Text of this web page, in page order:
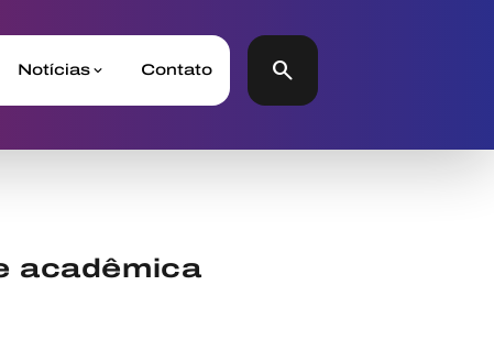
Notícias Contato search
acadêmica